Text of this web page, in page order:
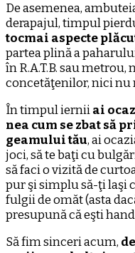
De asemenea,
derapajul, timpul
tocmai aspecte
partea plină a
în R.A.T.B. sau
concetăţenilor, nici nu
În timpul ierniiai
nea cum se zbat să
geamului tău, ai
joci, să te baţi cu
să faci o vizită de
pur şi simplu să-ţi laşi
fulgii de omăt (asta
presupună că eşti
Să fim sinceri acum,